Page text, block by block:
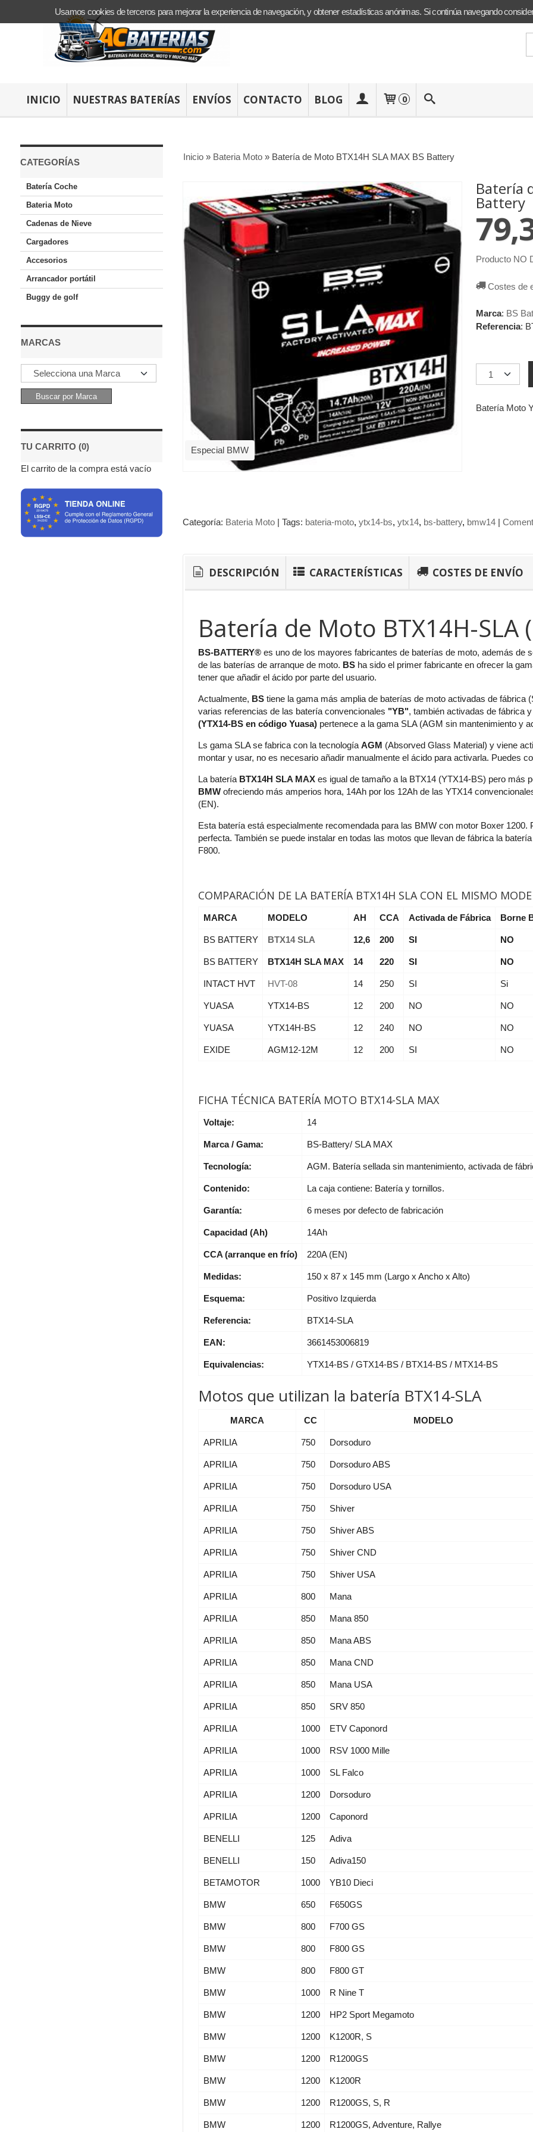
INICIO NUESTRAS BATERÍAS ENVÍOS CONTACTO BLOG 0
CATEGORÍAS
Batería Coche
Bateria Moto
Cadenas de Nieve
Cargadores
Accesorios
Arrancador portátil
Buggy de golf
MARCAS
TU CARRITO (0)
El carrito de la compra está vacío
Inicio» Bateria Moto» Batería de Moto BTX14H SLA MAX BS Battery
Especial BMW
Batería
Battery
Producto NO
Costes de
Marca: BS
Referencia:
Batería Moto
Categoría: Bateria Moto| Tags: bateria-moto ytx14-bs ytx14 bs-battery bmw14 |
DESCRIPCIÓN CARACTERÍSTICAS COSTES DE ENVÍO
Batería de Moto BTX14H-SLA
BS-BATTERY®es uno de los mayores fabricantes de baterías de moto, además de
de las baterías de arranque de moto. BS ha sido el primer fabricante en ofrecer la
tener que añadir el ácido por parte del usuario.
Actualmente, BS tiene la gama más amplia de baterías de moto activadas de fábrica
varias referencias de las batería convencionales "YB", también activadas de fábrica
(YTX14-BS en código Yuasa) pertenece a la gama SLA (AGM sin mantenimiento y
Ls gama SLA se fabrica con la tecnologíaAGM (Absorved Glass Material) y viene
montar y usar, no es necesario añadir manualmente el ácido para activarla. Puedes
La batería BTX14H SLA MAX es igual de tamaño a la BTX14 (YTX14-BS) pero más
BMW ofreciendo más amperios hora, 14Ah por los 12Ah de las YTX14
(EN).
Esta batería está especialmente recomendada para las BMW con motor Boxer
perfecta. También se puede instalar en todas las motos que llevan de fábrica la
F800.
COMPARACIÓN DE LA BATERÍA BTX14H SLA CON EL MISMO
MARCA MODELO AH CCA Activada de Fábrica Borne
BS BATTERY BTX14 SLA 12,6 200 SI NO
BS BATTERY BTX14H SLA MAX 14 220 SI NO
INTACT HVT HVT-08 14 250 SI Si
YUASA YTX14-BS 12 200 NO NO
YUASA YTX14H-BS 12 240 NO NO
EXIDE AGM12-12M 12 200 SI NO
FICHA TÉCNICA BATERÍA MOTO BTX14-SLA MAX
Voltaje: 14
Marca / Gama: BS-Battery/ SLA MAX
Tecnología: AGM. Batería sellada sin mantenimiento, activada de
Contenido: La caja contiene: Batería y tornillos.
Garantía: 6 meses por defecto de fabricación
Capacidad (Ah) 14Ah
CCA (arranque en frío) 220A (EN)
Medidas: 150 x 87 x 145 mm (Largo x Ancho x Alto)
Esquema: Positivo Izquierda
Referencia: BTX14-SLA
EAN: 3661453006819
Equivalencias: YTX14-BS / GTX14-BS / BTX14-BS / MTX14-BS
Motos que utilizan la batería BTX14-SLA
MARCA CC MODELO
APRILIA 750 Dorsoduro
APRILIA 750 Dorsoduro ABS
APRILIA 750 Dorsoduro USA
APRILIA 750 Shiver
APRILIA 750 Shiver ABS
APRILIA 750 Shiver CND
APRILIA 750 Shiver USA
APRILIA 800 Mana
APRILIA 850 Mana 850
APRILIA 850 Mana ABS
APRILIA 850 Mana CND
APRILIA 850 Mana USA
APRILIA 850 SRV 850
APRILIA 1000 ETV Caponord
APRILIA 1000 RSV 1000 Mille
APRILIA 1000 SL Falco
APRILIA 1200 Dorsoduro
APRILIA 1200 Caponord
BENELLI 125 Adiva
BENELLI 150 Adiva150
BETAMOTOR 1000 YB10 Dieci
BMW 650 F650GS
BMW 800 F700 GS
BMW 800 F800 GS
BMW 800 F800 GT
BMW 1000 R Nine T
BMW 1200 HP2 Sport Megamoto
BMW 1200 K1200R, S
BMW 1200 R1200GS
BMW 1200 K1200R
BMW 1200 R1200GS, S, R
BMW 1200 R1200GS, Adventure, Rallye
Usamos cookies de terceros para mejorar la experiencia de navegación, y obtener estadísticas anónimas. Si continúa navegando